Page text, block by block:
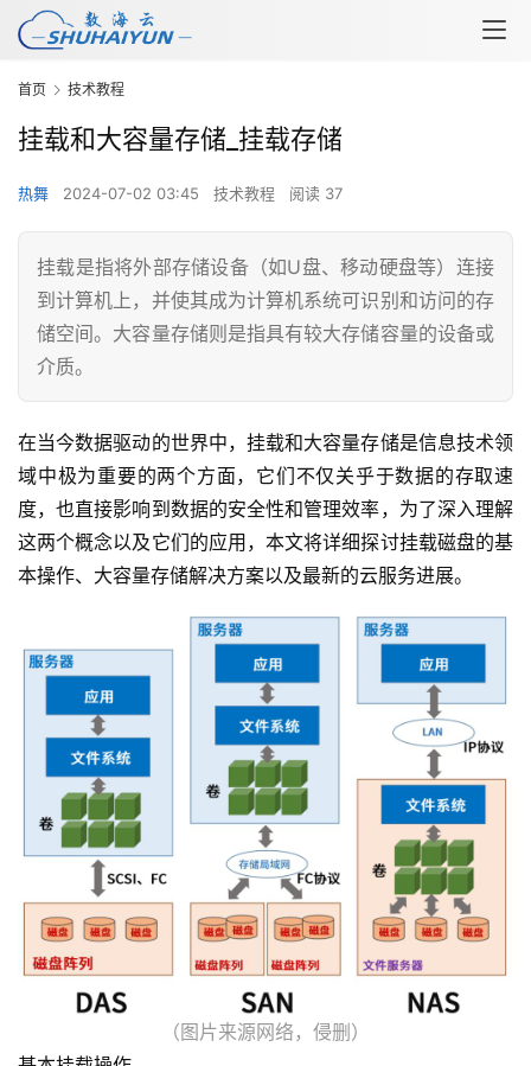
首页 技术教程
挂载和大容量存储_挂载存储
热舞 2024-07-02 03:45 技术教程 阅读 37
挂载是指将外部存储设备（如U盘、移动硬盘等）连接
到计算机上，并使其成为计算机系统可识别和访问的存
储空间。大容量存储则是指具有较大存储容量的设备或
介质。
在当今数据驱动的世界中，挂载和大容量存储是信息技术领
域中极为重要的两个方面，它们不仅关乎于数据的存取速
度，也直接影响到数据的安全性和管理效率，为了深入理解
这两个概念以及它们的应用，本文将详细探讨挂载磁盘的基
本操作、大容量存储解决方案以及最新的云服务进展。
（图片来源网络，侵删）